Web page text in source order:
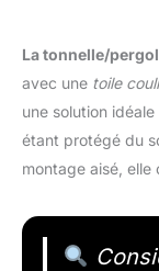
La tonnelle/
avec une toile
une solution
étant protégé du
montage aisé,